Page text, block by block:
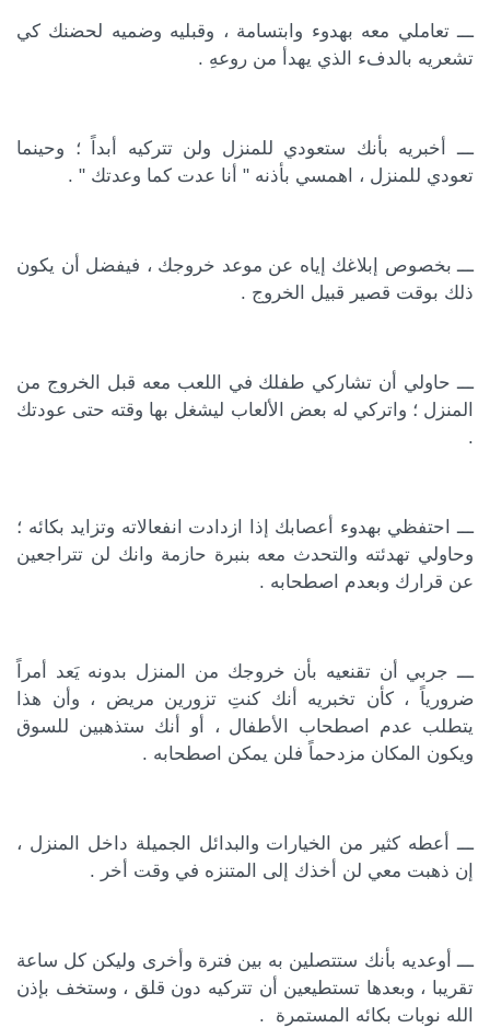
ـــ تعاملي معه بهدوء وابتسامة ، وقبليه وضميه لحضنك كي
تشعريه بالدفء الذي يهدأ من روعهِ .
ـــ أخبريه بأنك ستعودي للمنزل ولن تتركيه أبداً ؛ وحينما
تعودي للمنزل ، اهمسي بأذنه " أنا عدت كما وعدتك " .
ـــ بخصوص إبلاغك إياه عن موعد خروجك ، فيفضل أن يكون
ذلك بوقت قصير قبيل الخروج .
ـــ حاولي أن تشاركي طفلك في اللعب معه قبل الخروج من
المنزل ؛ واتركي له بعض الألعاب ليشغل بها وقته حتى عودتك
.
ـــ احتفظي بهدوء أعصابك إذا ازدادت انفعالاته وتزايد بكائه ؛
وحاولي تهدئته والتحدث معه بنبرة حازمة وانك لن تتراجعين
عن قرارك وبعدم اصطحابه .
ـــ جربي أن تقنعيه بأن خروجك من المنزل بدونه يَعد أمراً
ضرورياً ، كأن تخبريه أنك كنتِ تزورين مريض ، وأن هذا
يتطلب عدم اصطحاب الأطفال ، أو أنك ستذهبين للسوق
ويكون المكان مزدحماً فلن يمكن اصطحابه .
ـــ أعطه كثير من الخيارات والبدائل الجميلة داخل المنزل ،
إن ذهبت معي لن أخذك إلى المتنزه في وقت أخر .
ـــ أوعديه بأنك ستتصلين به بين فترة وأخرى وليكن كل ساعة
تقريبا ، وبعدها تستطيعين أن تتركيه دون قلق ، وستخف بإذن
الله نوبات بكائه المستمرة .